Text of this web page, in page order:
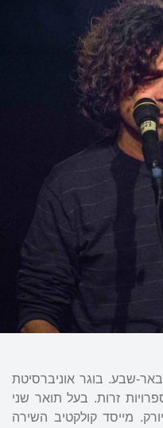
שבע. בוגר אוניברסיטת
זרות. בעל תואר שני
מייסד קולקטיב השירה